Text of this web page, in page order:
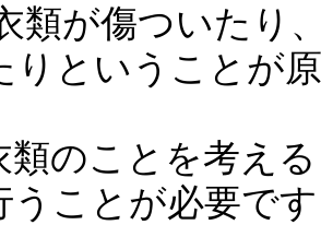
類が傷ついたり
りということが
類のことを考え
うことが必要で